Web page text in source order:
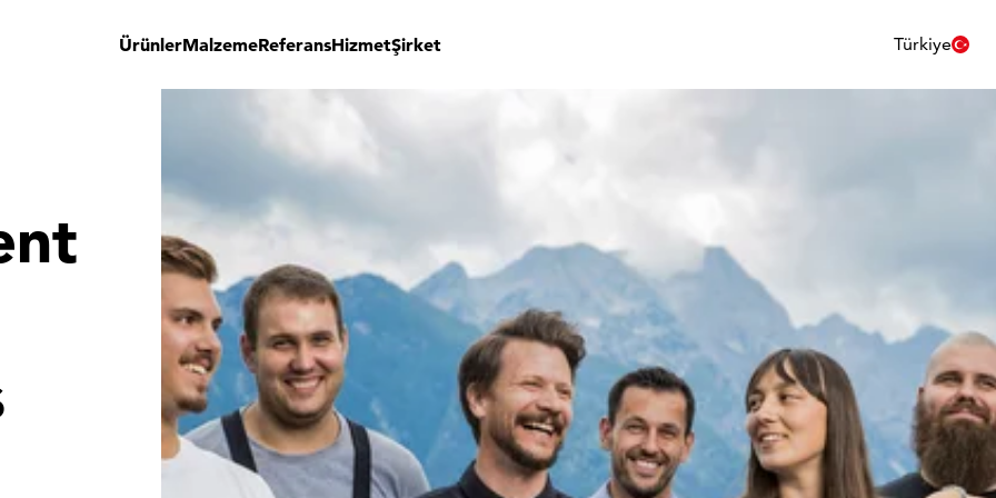
ÜrünlerMalzemeReferansHizmetŞirket Türkiye